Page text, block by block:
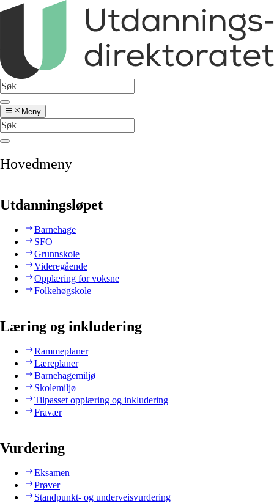
Meny
Hovedmeny
Utdanningsløpet
Barnehage
SFO
Grunnskole
Videregående
Opplæring for voksne
Folkehøgskole
Læring og inkludering
Rammeplaner
Læreplaner
Barnehagemiljø
Skolemiljø
Tilpasset opplæring og inkludering
Fravær
Vurdering
Eksamen
Prøver
Standpunkt- og underveisvurdering